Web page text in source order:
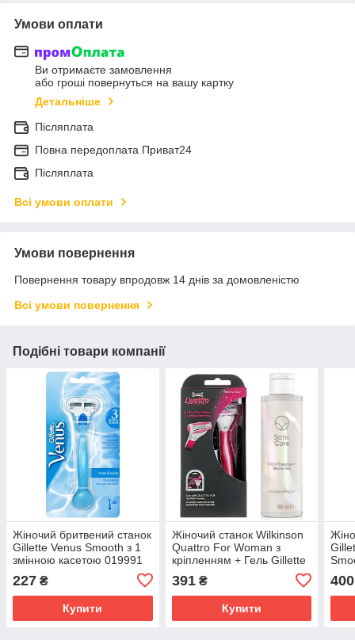
Умови оплати
Ви отримаєте замовлення
або гроші повернуться на вашу картку
Детальніше
Післяплата
Повна передоплата Приват24
Післяплата
Всі умови оплати
Умови повернення
Повернення товару впродовж 14 днів за домовленістю
Всі умови повернення
Подібні товари компанії
Жіночий бритвений станок
Gillette Venus Smooth з 1
змінною касетою 019991
227 ₴
Купити
Жіночий станок Wilkinson
Quattro For Woman з
кріпленням + Гель Gillette
01618-1
391₴
Купити
400